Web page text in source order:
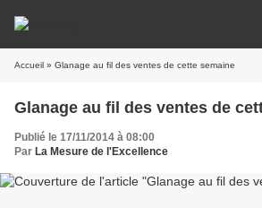
Accueil » Glanage au fil des ventes de cette semaine
Glanage au fil des ventes de
Publié le 17/11/2014 à 08:00
Par La Mesure de l'Excellence